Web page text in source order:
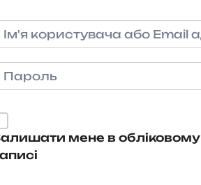
мене в обліковому